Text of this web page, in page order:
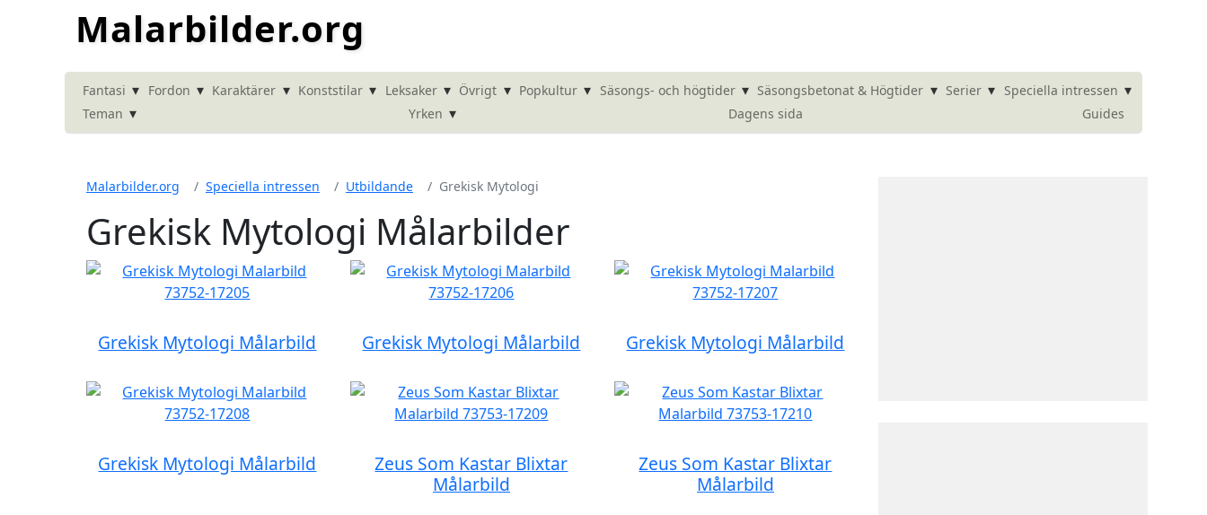
Malarbilder.org
Fantasi ▾ Fordon ▾ Karaktärer ▾ Konststilar ▾ Leksaker ▾ Övrigt ▾ Popkultur ▾ Säsongs- och högtider ▾ Säsongsbetonat & Högtider ▾ Serier ▾ Speciella intressen ▾
Teman ▾ Yrken ▾ Dagens sida Guides
Malarbilder.org Speciella intressen Utbildande Grekisk Mytologi
Grekisk Mytologi Målarbilder
Grekisk Mytologi Målarbild Grekisk Mytologi Målarbild Grekisk Mytologi Målarbild
Grekisk Mytologi Målarbild
Zeus Som Kastar Blixtar
Målarbild
Zeus Som Kastar Blixtar
Målarbild